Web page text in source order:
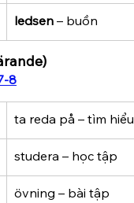
ledsen – buồn
8
ta reda på – tìm hiểu
studera – học tập
övning – bài tập